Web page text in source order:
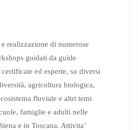
realizzazione di numerose
guidati da guide
ed esperte, su diversi
agricoltura biologica,
fluviale e altri temi
famiglie e adulti nelle
e in Toscana. Attivita’